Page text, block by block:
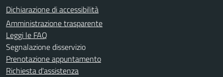
Dichiarazione di accessibilità
Amministrazione trasparente
Leggi le FAQ
Segnalazione disservizio
Prenotazione appuntamento
Richiesta d'assistenza